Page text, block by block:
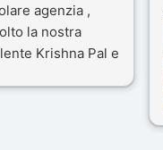
agenzia ,
la nostra
Krishna Pal e